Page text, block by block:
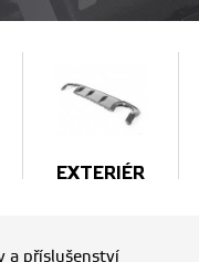
EXTERIÉR
a příslušenství